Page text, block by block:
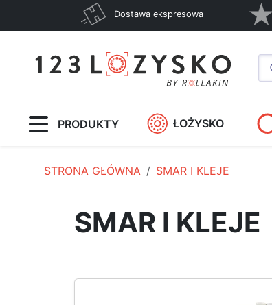
Dostawa ekspresowa
PRODUKTY ŁOŻYSKO
STRONA GŁÓWNA SMAR I KLEJE
SMAR I KLEJE